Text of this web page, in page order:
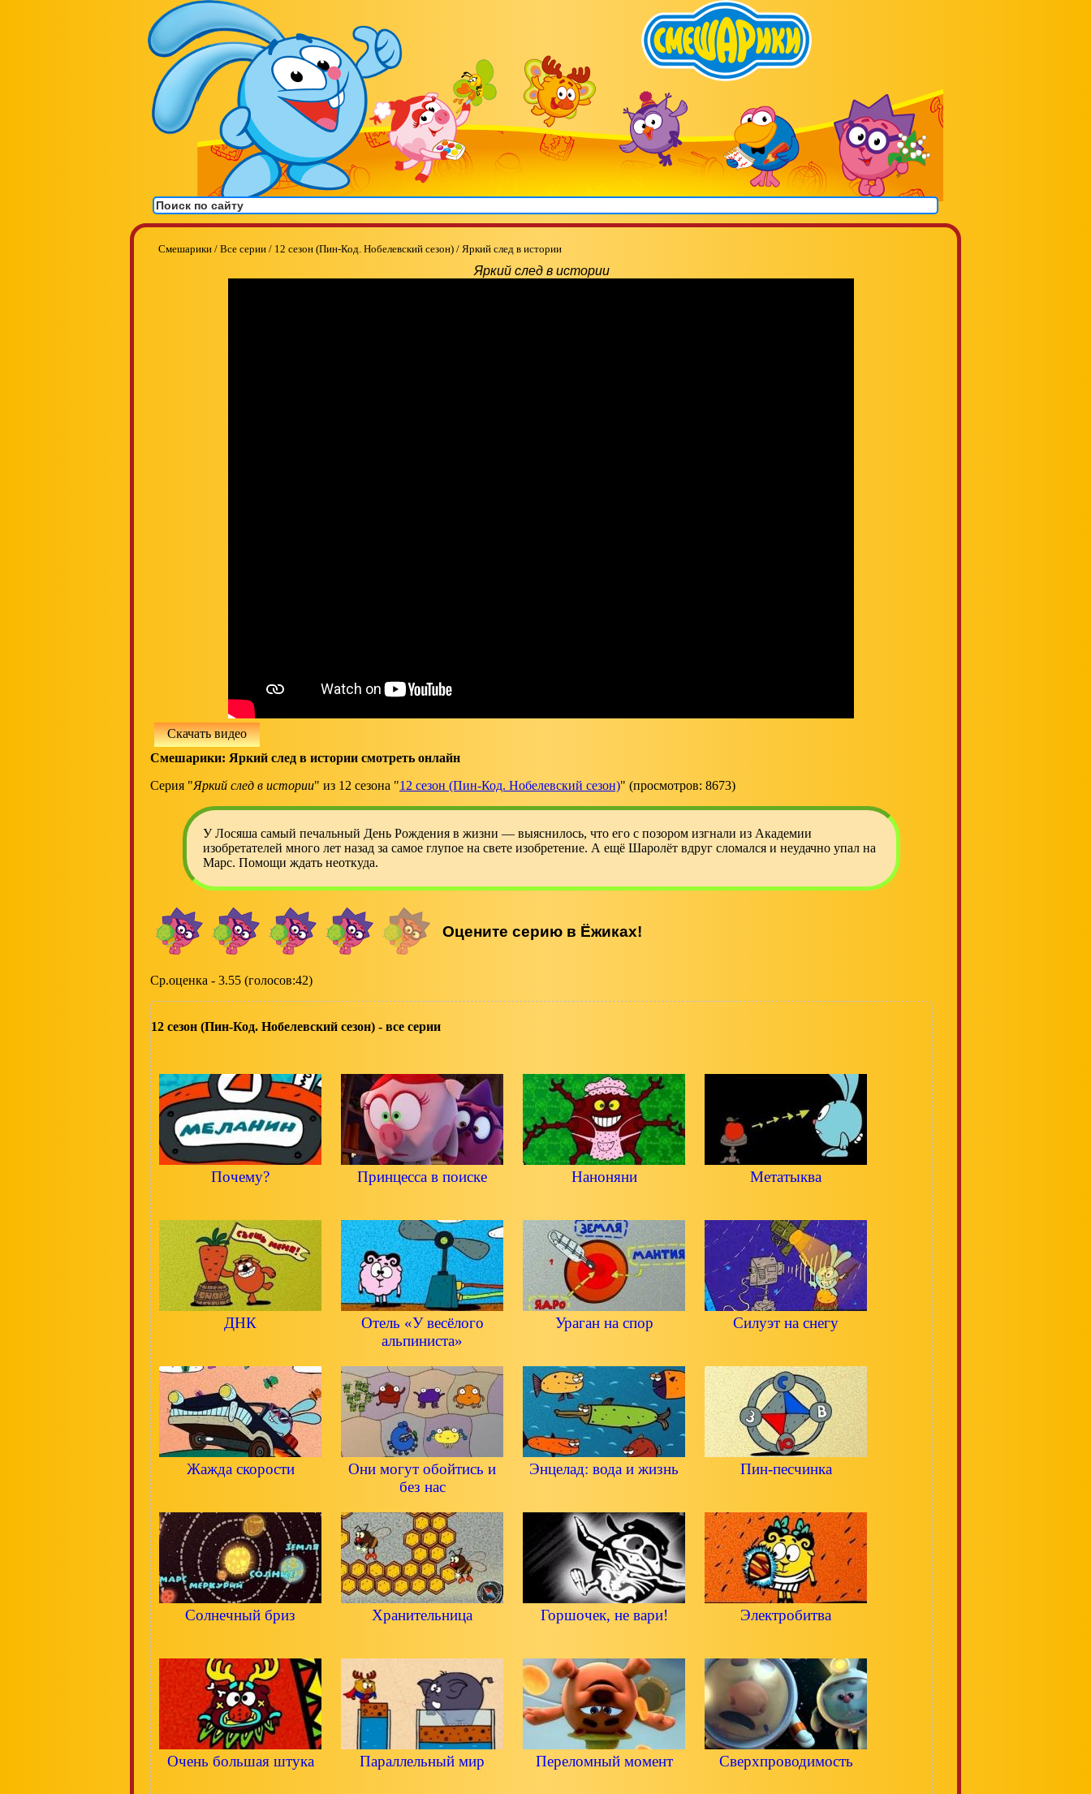
Смешарики / Все серии / 12 сезон (Пин-Код. Нобелевский сезон) / Яркий след в истории
Яркий след в истории
Скачать видео
Смешарики: Яркий след в истории смотреть онлайн
Серия "Яркий след в истории" из 12 сезона "12 сезон (Пин-Код. Нобелевский сезон)" (просмотров: 8673)
У Лосяша самый печальный День Рождения в жизни — выяснилось, что его с позором изгнали из Академии
изобретателей много лет назад за самое глупое на свете изобретение. А ещё Шаролёт вдруг сломался и неудачно упал на
Марс. Помощи ждать неоткуда.
Ср.оценка - 3.55 (голосов:42)
12 сезон (Пин-Код. Нобелевский сезон) - все серии
Почему? Принцесса в поиске Наноняни Метатыква
ДНК
Отель «У весёлого
альпиниста»
Ураган на спор Силуэт на снегу
Жажда скорости
Они могут обойтись и
без нас
Энцелад: вода и жизнь Пин-песчинка
Солнечный бриз Хранительница Горшочек, не вари! Электробитва
Очень большая штука Параллельный мир Переломный момент Сверхпроводимость